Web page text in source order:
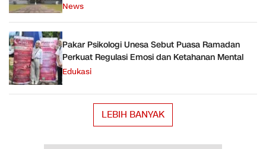
News
Pakar Psikologi Unesa Sebut Puasa Ramadan
Perkuat Regulasi Emosi dan Ketahanan Mental
Edukasi
LEBIH BANYAK